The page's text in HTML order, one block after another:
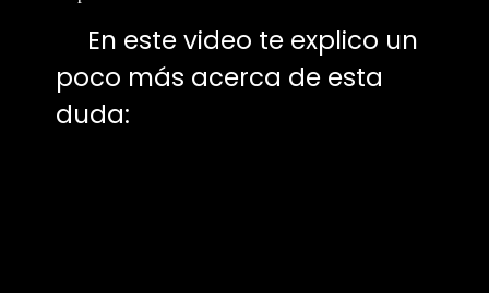
En este video te explico un
poco más acerca de esta
duda: